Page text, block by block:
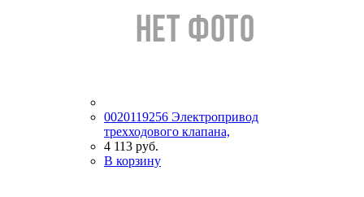
0020119256 Электропривод
трехходового клапана,
4 113 руб.
В корзину